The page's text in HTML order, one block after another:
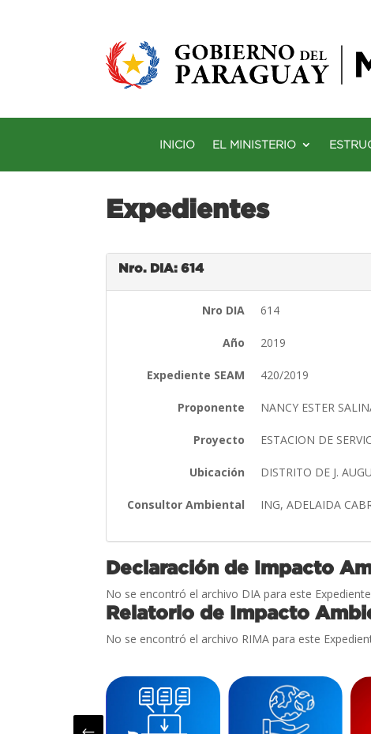
INICIO EL MINISTERIO
Expedientes
Nro. DIA: 614
Nro DIA 614
Año 2019
Expediente SEAM 420/2019
Proponente NANCY ESTER
Proyecto ESTACION DE
Ubicación DISTRITO DE J.
Consultor Ambiental ING, ADELAIDA
Declaración de Impacto
No se encontró el archivo DIA para este
Relatorio de Impacto
No se encontró el archivo RIMA para este